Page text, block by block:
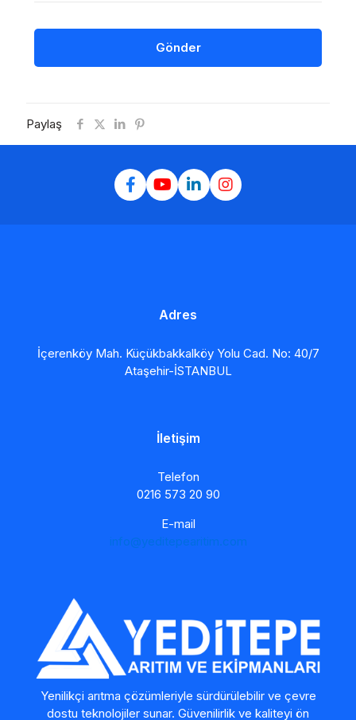
Paylaş
Adres
İçerenköy Mah. Küçükbakkalköy Yolu Cad. No: 40/7
Ataşehir-İSTANBUL
İletişim
Telefon
0216 573 20 90
E-mail
info@yeditepearitim.com
Yenilikçi arıtma çözümleriyle sürdürülebilir ve çevre
dostu teknolojiler sunar. Güvenilirlik ve kaliteyi ön